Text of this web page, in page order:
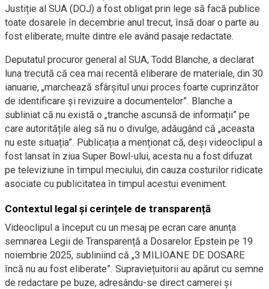
Justiție al SUA (DOJ) a fost obligat prin lege să facă publice
toate dosarele în decembrie anul trecut, însă doar o parte au
fost eliberate, multe dintre ele având pasaje redactate.
Deputatul procuror general al SUA, Todd Blanche, a declarat
luna trecută că cea mai recentă eliberare de materiale, din 30
ianuarie, „marchează sfârșitul unui proces foarte cuprinzător
de identificare și revizuire a documentelor”. Blanche a
subliniat că nu există o „tranche ascunsă de informații” pe
care autoritățile aleg să nu o divulge, adăugând că „aceasta
nu este situația”. Publicația a menționat că, deși videoclipul a
fost lansat în ziua Super Bowl-ului, acesta nu a fost difuzat
pe televiziune în timpul meciului, din cauza costurilor ridicate
asociate cu publicitatea în timpul acestui eveniment.
Contextul legal și cerințele de transparență
Videoclipul a început cu un mesaj pe ecran care anunța
semnarea Legii de Transparență a Dosarelor Epstein pe 19
noiembrie 2025, subliniind că „3 MILIOANE DE DOSARE
încă nu au fost eliberate”. Supraviețuitorii au apărut cu semne
de redactare pe buze, adresându-se direct camerei și